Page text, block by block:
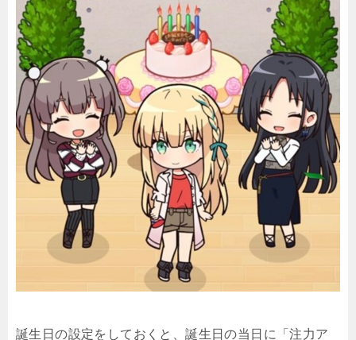
誕生日の設定をしておくと、誕生日の当日に「注力ア